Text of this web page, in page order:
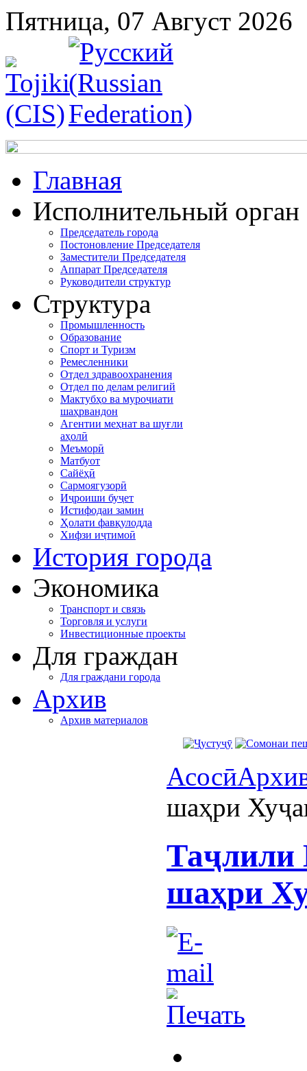
Пятница, 07 Август 2026
Главная
Исполнительный орган
Председатель города
Постоновление Председателя
Заместители Председателя
Аппарат Председателя
Руководители структур
Структура
Промышленность
Образование
Спорт и Туризм
Ремесленники
Отдел здравоохранения
Отдел по делам религий
Мактубҳо ва муроҷиати
шаҳрвандон
Агентии меҳнат ва шуғли
аҳолӣ
Меъморӣ
Матбуот
Сайёҳӣ
Сармоягузорӣ
Иҷроиши буҷет
Истифодаи замин
Ҳолати фавқулодда
Хифзи иҷтимоӣ
История города
Экономика
Транспорт и связь
Торговля и услуги
Инвестиционные проекты
Для граждан
Для граждани города
Архив
Архив материалов
Асосӣ
шаҳри
Таҷлили
шаҳри